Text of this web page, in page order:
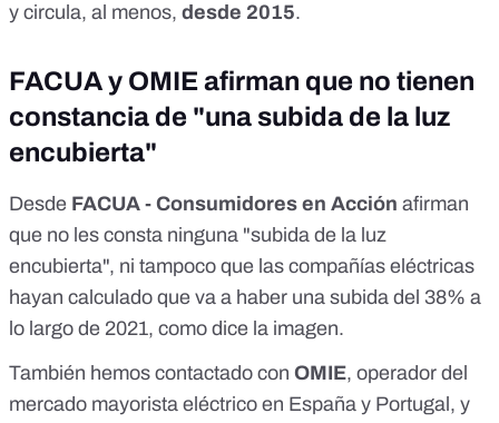
y circula, al menos, desde 2015.
FACUA y OMIE afirman que no tienen
constancia de "una subida de la luz
encubierta"
Desde FACUA - Consumidores en Acción afirman
que no les consta ninguna "subida de la luz
encubierta", ni tampoco que las compañías eléctricas
hayan calculado que va a haber una subida del 38% a
lo largo de 2021, como dice la imagen.
También hemos contactado con OMIE, operador del
mercado mayorista eléctrico en España y Portugal, y